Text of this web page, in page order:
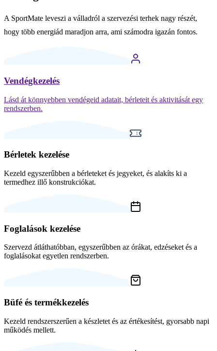
A SportMate leveszi a válladról a szervezési terhek nagy részét,
hogy több energiád maradjon arra, ami számodra igazán fontos.
Vendégkezelés
Lásd át könnyebben vendégeid adatait, bérleteit és aktivitását egy
rendszerben.
Bérletek kezelése
Kezeld egyszerűbben a bérleteket és jegyeket, és alakíts ki a
termedhez illő konstrukciókat.
Foglalások kezelése
Szervezd átláthatóbban, egyszerűbben az órákat, edzéseket és a
foglalásokat egyetlen rendszerben.
Büfé és termékkezelés
Kezeld rendszerszerűen a készletet és az értékesítést, gyorsabb napi
működés mellett.